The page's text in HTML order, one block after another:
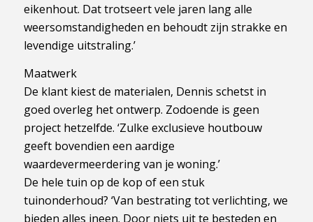
eikenhout. Dat trotseert vele jaren lang alle
weersomstandigheden en behoudt zijn strakke en
levendige uitstraling.’
Maatwerk
De klant kiest de materialen, Dennis schetst in
goed overleg het ontwerp. Zodoende is geen
project hetzelfde. ‘Zulke exclusieve houtbouw
geeft bovendien een aardige
waardevermeerdering van je woning.’
De hele tuin op de kop of een stuk
tuinonderhoud? ‘Van bestrating tot verlichting, we
bieden alles ineen. Door niets uit te besteden en